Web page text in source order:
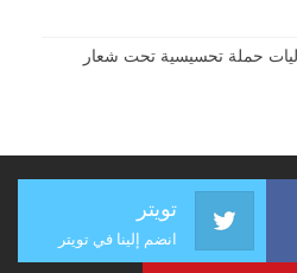
حملة تحسيسية تحت شعار
تويتر
انضم إلينا في تويتر